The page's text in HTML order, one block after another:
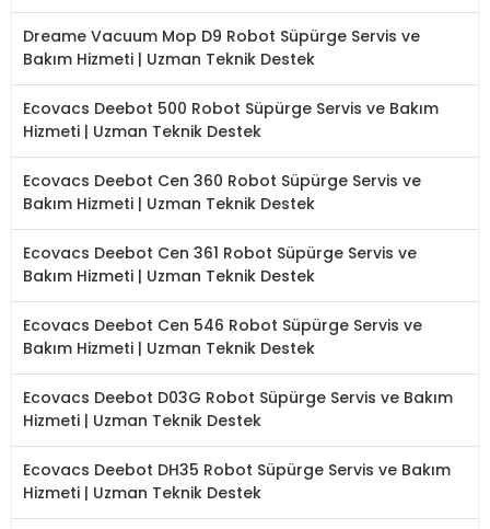
Dreame Vacuum Mop D9 Robot Süpürge Servis ve
Bakım Hizmeti | Uzman Teknik Destek
Ecovacs Deebot 500 Robot Süpürge Servis ve Bakım
Hizmeti | Uzman Teknik Destek
Ecovacs Deebot Cen 360 Robot Süpürge Servis ve
Bakım Hizmeti | Uzman Teknik Destek
Ecovacs Deebot Cen 361 Robot Süpürge Servis ve
Bakım Hizmeti | Uzman Teknik Destek
Ecovacs Deebot Cen 546 Robot Süpürge Servis ve
Bakım Hizmeti | Uzman Teknik Destek
Ecovacs Deebot D03G Robot Süpürge Servis ve Bakım
Hizmeti | Uzman Teknik Destek
Ecovacs Deebot DH35 Robot Süpürge Servis ve Bakım
Hizmeti | Uzman Teknik Destek